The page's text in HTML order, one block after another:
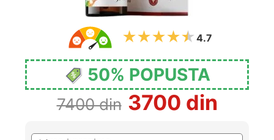
4.7
50% POPUSTA
7400 din 3700 din